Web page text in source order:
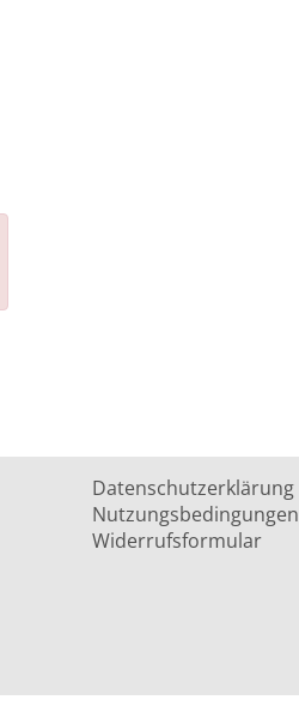
Datenschutzerklärung
Nutzungsbedingungen
Widerrufsformular